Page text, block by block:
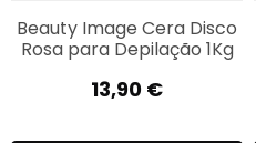
Beauty Image Cera Disco
Rosa para Depilação 1Kg
13,90 €